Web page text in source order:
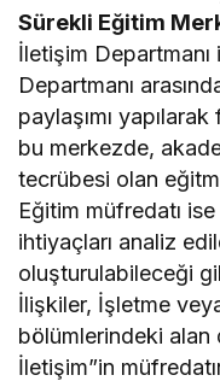
Sürekli Eğitim
İletişim Departmanı
Departmanı
paylaşımı
bu merkezde,
tecrübesi olan
Eğitim müfredatı
ihtiyaçları analiz
oluşturulabileceği
İlişkiler, İşletme
bölümlerindeki alan
İletişim”in